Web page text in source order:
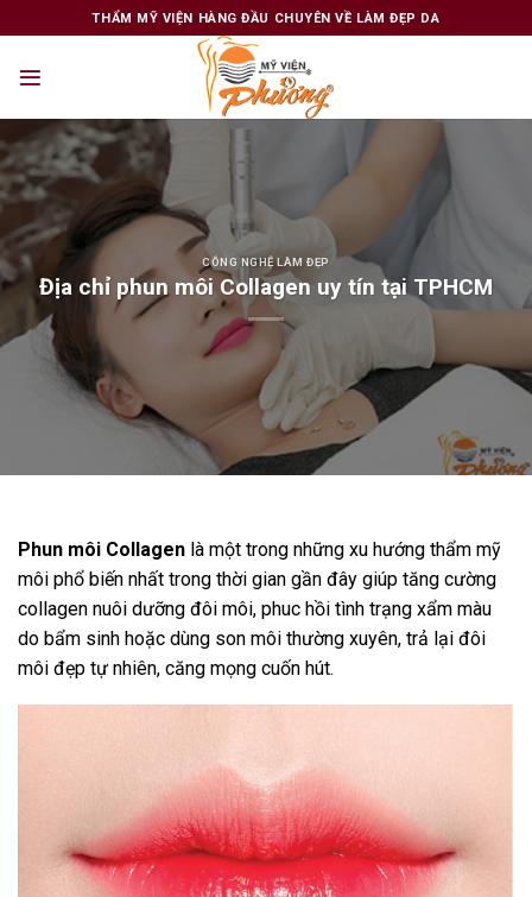
to
THẨM MỸ VIỆN HÀNG ĐẦU CHUYÊN VỀ LÀM ĐẸP DA
CÔNG NGHỆ LÀM ĐẸP
Địa chỉ phun môi Collagen uy tín tại TPHCM
Phun môi Collagen là một trong những xu hướng thẩm mỹ
môi phổ biến nhất trong thời gian gần đây giúp tăng cường
collagen nuôi dưỡng đôi môi, phuc hồi tình trạng xẩm màu
do bẩm sinh hoặc dùng son môi thường xuyên, trả lại đôi
môi đẹp tự nhiên, căng mọng cuốn hút.